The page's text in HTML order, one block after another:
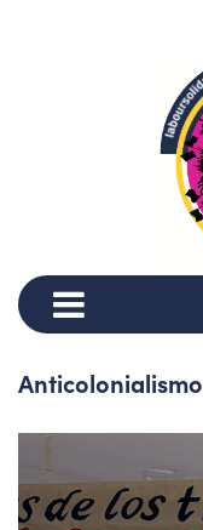
Anticolonialismo